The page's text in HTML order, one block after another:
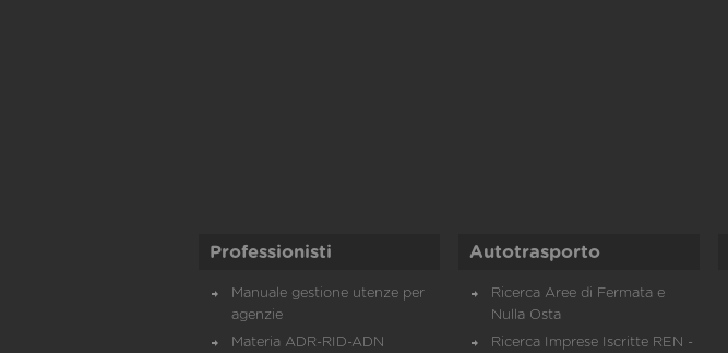
Professionisti
Manuale gestione utenze per
agenzie
Materia ADR-RID-ADN
Autotrasporto
Ricerca Aree di Fermata e
Nulla Osta
Ricerca Imprese Iscritte REN -